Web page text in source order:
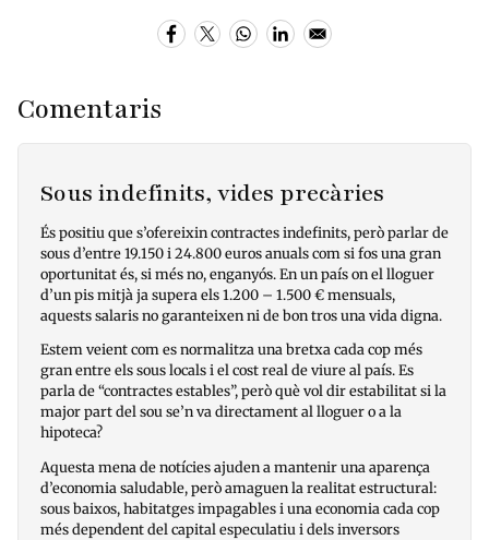
Comentaris
Sous indefinits, vides precàries
És positiu que s’ofereixin contractes indefinits, però parlar de
sous d’entre 19.150 i 24.800 euros anuals com si fos una gran
oportunitat és, si més no, enganyós. En un país on el lloguer
d’un pis mitjà ja supera els 1.200 – 1.500 € mensuals,
aquests salaris no garanteixen ni de bon tros una vida digna.
Estem veient com es normalitza una bretxa cada cop més
gran entre els sous locals i el cost real de viure al país. Es
parla de “contractes estables”, però què vol dir estabilitat si la
major part del sou se’n va directament al lloguer o a la
hipoteca?
Aquesta mena de notícies ajuden a mantenir una aparença
d’economia saludable, però amaguen la realitat estructural:
sous baixos, habitatges impagables i una economia cada cop
més dependent del capital especulatiu i dels inversors